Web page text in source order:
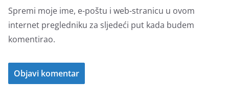
Spremi moje ime, e-poštu i web-stranicu u ovom
internet pregledniku za sljedeći put kada budem
komentirao.